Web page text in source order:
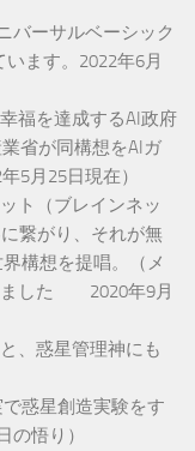
バーサルベーシック
ます。2022年6月
福を達成するAI政府
省が同構想をAIガ
5月25日現在）
ト（ブレインネッ
繋がり、それが無
構想を提唱。（メ
ました 2020年9月
、惑星管理神にも
惑星創造実験をす
の悟り）